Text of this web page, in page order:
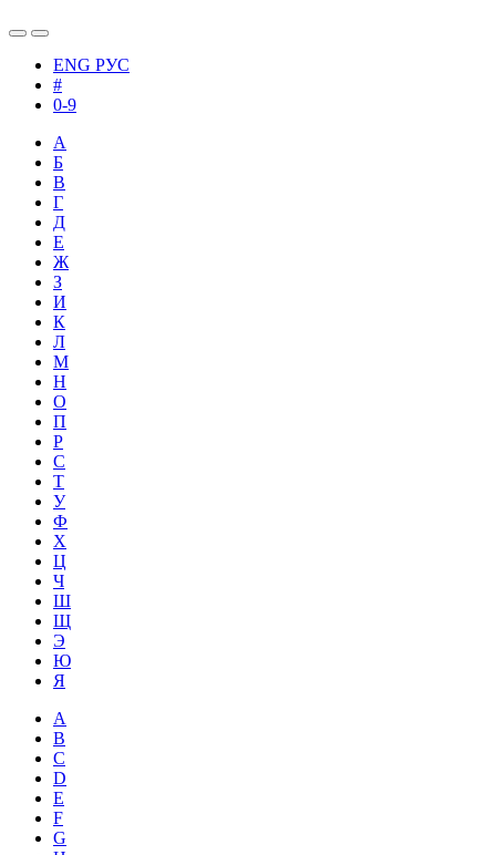
ENG РУС
#
0-9
А
Б
В
Г
Д
Е
Ж
З
И
К
Л
М
Н
О
П
Р
С
Т
У
Ф
Х
Ц
Ч
Ш
Щ
Э
Ю
Я
A
B
C
D
E
F
G